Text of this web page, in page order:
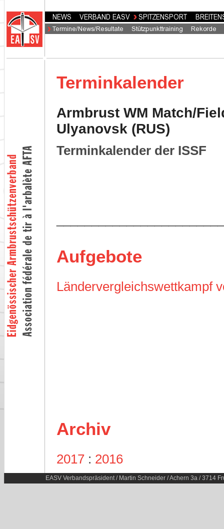
Terminkalender
Armbrust WM Match/
Ulyanovsk (RUS)
Terminkalender der ISSF
Aufgebote
Ländervergleichswettkampf
Archiv
2017 : 2016
EASV Verbandspräsident / Martin Schneider / Achern 3a / 3714